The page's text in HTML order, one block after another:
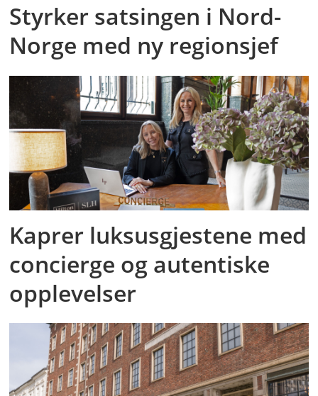
Styrker satsingen i Nord-
Norge med ny regionsjef
Kaprer luksusgjestene med
concierge og autentiske
opplevelser